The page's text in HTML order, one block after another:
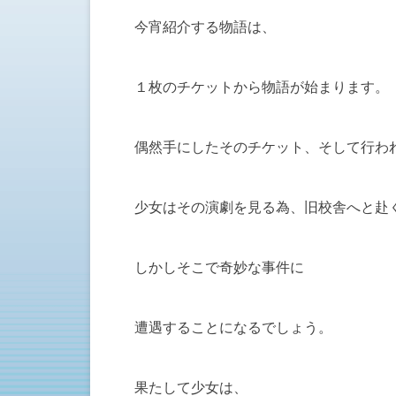
今宵紹介する物語は、
１枚のチケットから物語が始まります。
偶然手にしたそのチケット、そして行わ
少女はその演劇を見る為、旧校舎へと赴
しかしそこで奇妙な事件に
遭遇することになるでしょう。
果たして少女は、